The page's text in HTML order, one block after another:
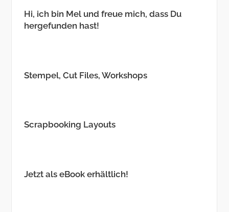
Hi, ich bin Mel und freue mich, dass Du
hergefunden hast!
Stempel, Cut Files, Workshops
Scrapbooking Layouts
Jetzt als eBook erhältlich!